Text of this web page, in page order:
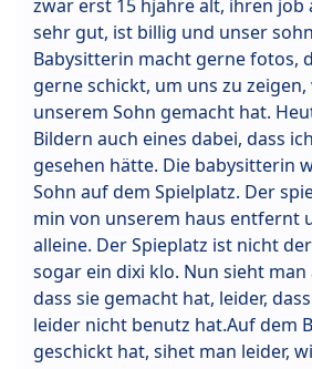
zwar erst 15 hjahre alt, ihren job
sehr gut, ist billig und unser
Babysitterin macht gerne fotos,
gerne schickt, um uns zu
unserem Sohn gemacht hat.
Bildern auch eines dabei, dass
gesehen hätte. Die babysitterin
Sohn auf dem Spielplatz. Der
min von unserem haus entfernt
alleine. Der Spieplatz ist nicht
sogar ein dixi klo. Nun sieht
dass sie gemacht hat, leider,
leider nicht benutz hat.Auf dem
geschickt hat, sihet man leider,